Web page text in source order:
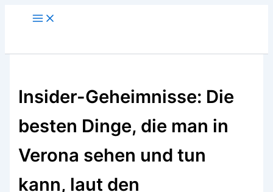
Main
Menu
Insider-Geheimnisse: Die
besten Dinge, die man in
Verona sehen und tun
kann, laut den